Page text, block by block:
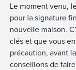
Le moment venu,
pour la signature
nouvelle maison.
clés et que vous
précaution, avant
conseillons de